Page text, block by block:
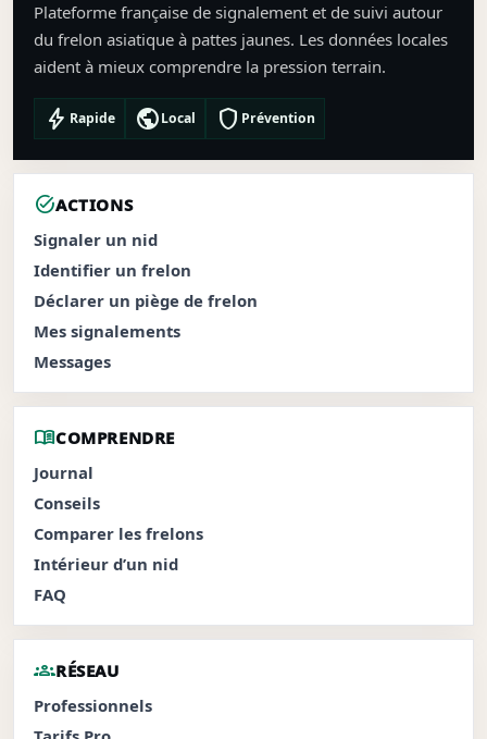
Plateforme française de signalement et de suivi autour
du frelon asiatique à pattes jaunes. Les données locales
aident à mieux comprendre la pression terrain.
bolt Rapide publicLocal shield Prévention
task_altACTIONS
Signaler un nid
Identifier un frelon
Déclarer un piège de frelon
Mes signalements
Messages
menu_bookCOMPRENDRE
Journal
Conseils
Comparer les frelons
Intérieur d’un nid
FAQ
groupsRÉSEAU
Professionnels